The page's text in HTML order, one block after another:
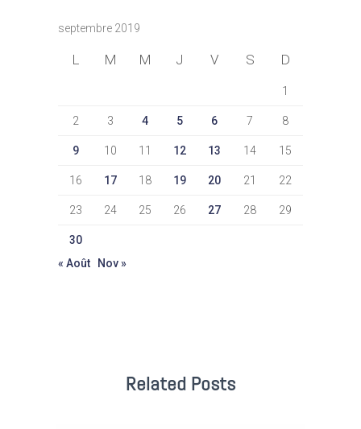
septembre 2019
L M M J V S D
1
2 3 4 5 6 7 8
9 10 11 12 13 14 15
16 17 18 19 20 21 22
23 24 25 26 27 28 29
30
« Août
Nov »
Related Posts